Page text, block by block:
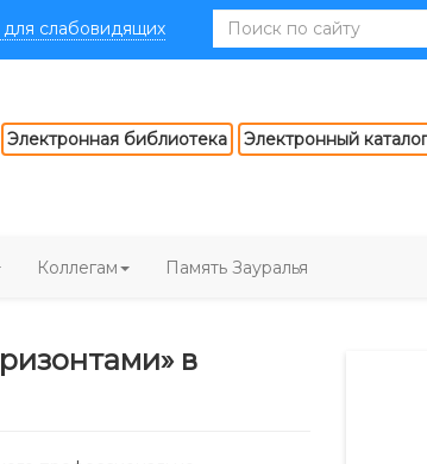
слабовидящих
Электронная библиотека Электронный каталог
Коллегам Память Зауралья
в